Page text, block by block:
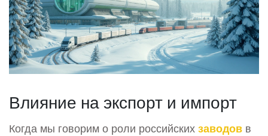
Влияние на экспорт и импорт
Когда мы говорим о роли российских заводов в